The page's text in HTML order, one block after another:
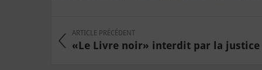
ARTICLE PRÉCÉDENT
«Le Livre noir» interdit par la justice